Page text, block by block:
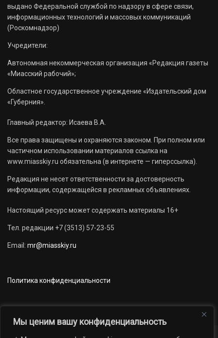
Мы ценим вашу конфиденциальность
выдано Федеральной службой по надзору в сфере связи,
информационных технологий и массовых коммуникаций
(Роскомнадзор)
Учредители:
Автономная некоммерческая организация «Редакция газеты
«Миасский рабочий»;
Областное государственное учреждение «Издательский дом
«Губерния».
Главный редактор: Исаева В.А.
Все права защищены и охраняются законом. При полном или
частичном использовании материалов ссылка на
www.miasskiy.ru обязательна (в интернете — гиперссылка).
Редакция не несет ответственности за достоверность
информации, содержащейся в рекламных объявлениях.
Настоящий ресурс может содержать материалы 16+
Тел. редакции +7 (3513) 57-23-55
Email: mr@miasskiy.ru
Политика конфиденциальности